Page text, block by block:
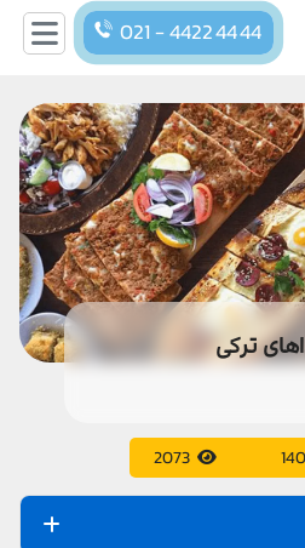
021 - 4422 44 44
ترکی